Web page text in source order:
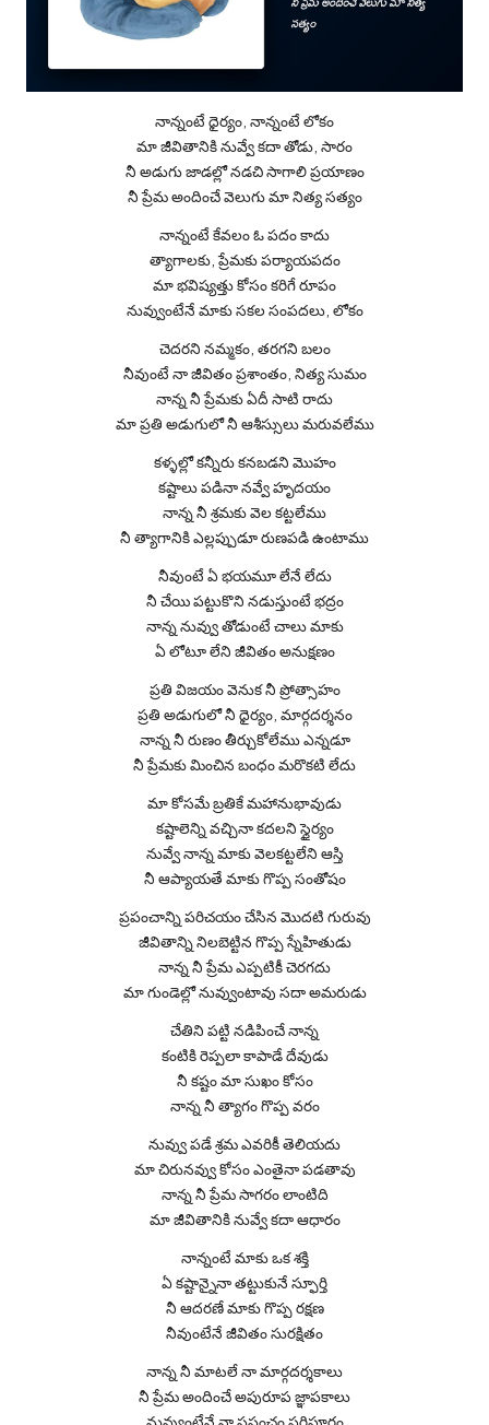
నాన్నంటే ధైర్యం, నాన్నంటే లోకం
మా జీవితానికి నువ్వే కదా తోడు, సారం
నీ అడుగు జాడల్లో నడచి సాగాలి ప్రయాణం
నీ ప్రేమ అందించే వెలుగు మా నిత్య సత్యం
నాన్నంటే కేవలం ఓ పదం కాదు
త్యాగాలకు, ప్రేమకు పర్యాయపదం
మా భవిష్యత్తు కోసం కరిగే రూపం
నువ్వుంటేనే మాకు సకల సంపదలు, లోకం
చెదరని నమ్మకం, తరగని బలం
నీవుంటే నా జీవితం ప్రశాంతం, నిత్య సుమం
నాన్న నీ ప్రేమకు ఏదీ సాటి రాదు
మా ప్రతి అడుగులో నీ ఆశీస్సులు మరువలేము
కళ్ళల్లో కన్నీరు కనబడని మొహం
కష్టాలు పడినా నవ్వే హృదయం
నాన్న నీ శ్రమకు వెల కట్టలేము
నీ త్యాగానికి ఎల్లప్పుడూ రుణపడి ఉంటాము
నీవుంటే ఏ భయమూ లేనే లేదు
నీ చేయి పట్టుకొని నడుస్తుంటే భద్రం
నాన్న నువ్వు తోడుంటే చాలు మాకు
ఏ లోటూ లేని జీవితం అనుక్షణం
ప్రతి విజయం వెనుక నీ ప్రోత్సాహం
ప్రతి అడుగులో నీ ధైర్యం, మార్గదర్శనం
నాన్న నీ రుణం తీర్చుకోలేము ఎన్నడూ
నీ ప్రేమకు మించిన బంధం మరొకటి లేదు
మా కోసమే బ్రతికే మహానుభావుడు
కష్టాలెన్ని వచ్చినా కదలని స్థైర్యం
నువ్వే నాన్న మాకు వెలకట్టలేని ఆస్తి
నీ ఆప్యాయతే మాకు గొప్ప సంతోషం
ప్రపంచాన్ని పరిచయం చేసిన మొదటి గురువు
జీవితాన్ని నిలబెట్టిన గొప్ప స్నేహితుడు
నాన్న నీ ప్రేమ ఎప్పటికీ చెరగదు
మా గుండెల్లో నువ్వుంటావు సదా అమరుడు
చేతిని పట్టి నడిపించే నాన్న
కంటికి రెప్పలా కాపాడే దేవుడు
నీ కష్టం మా సుఖం కోసం
నాన్న నీ త్యాగం గొప్ప వరం
నువ్వు పడే శ్రమ ఎవరికీ తెలియదు
మా చిరునవ్వు కోసం ఎంతైనా పడతావు
నాన్న నీ ప్రేమ సాగరం లాంటిది
మా జీవితానికి నువ్వే కదా ఆధారం
నాన్నంటే మాకు ఒక శక్తి
ఏ కష్టాన్నైనా తట్టుకునే స్ఫూర్తి
నీ ఆదరణే మాకు గొప్ప రక్షణ
నీవుంటేనే జీవితం సురక్షితం
నాన్న నీ మాటలే నా మార్గదర్శకాలు
నీ ప్రేమ అందించే అపురూప జ్ఞాపకాలు